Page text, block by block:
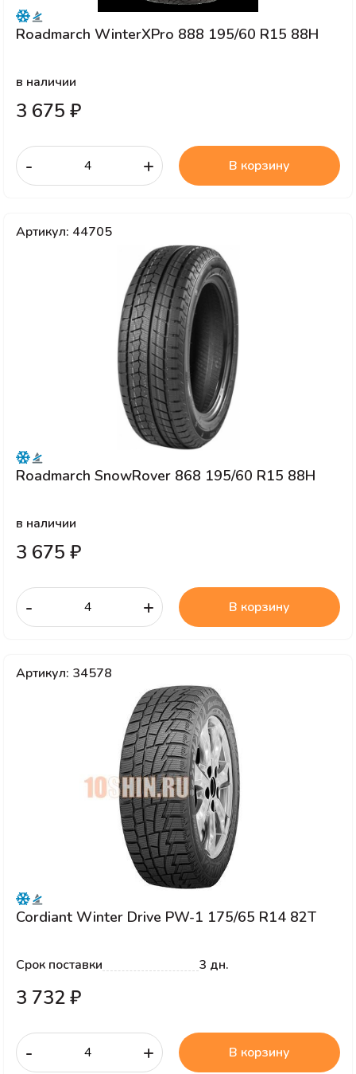
Roadmarch WinterXPro 888 195/60 R15 88H
в наличии
3 675 ₽
- + В корзину
Артикул: 44705
Roadmarch SnowRover 868 195/60 R15 88H
в наличии
3 675 ₽
- + В корзину
Артикул: 34578
Cordiant Winter Drive PW-1 175/65 R14 82T
Срок поставки 3 дн.
3 732 ₽
- + В корзину